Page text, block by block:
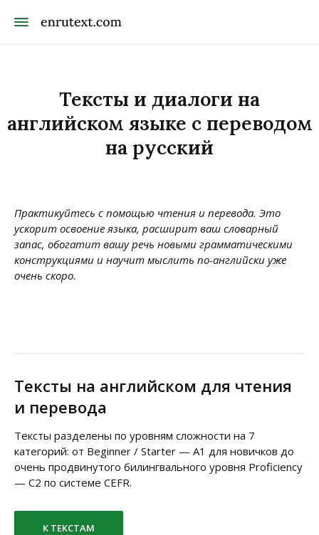
Тексты и диалоги на
английском языке с переводом
на русский
Практикуйтесь с помощью чтения и перевода. Это
ускорит освоение языка, расширит ваш словарный
запас, обогатит вашу речь новыми грамматическими
конструкциями и научит мыслить по-английски уже
очень скоро.
Тексты на английском для чтения
и перевода
Тексты разделены по уровням сложности на 7
категорий: от Beginner / Starter — A1 для новичков до
очень продвинутого билингвального уровня Proficiency
— C2 по системе CEFR.
К ТЕКСТАМ